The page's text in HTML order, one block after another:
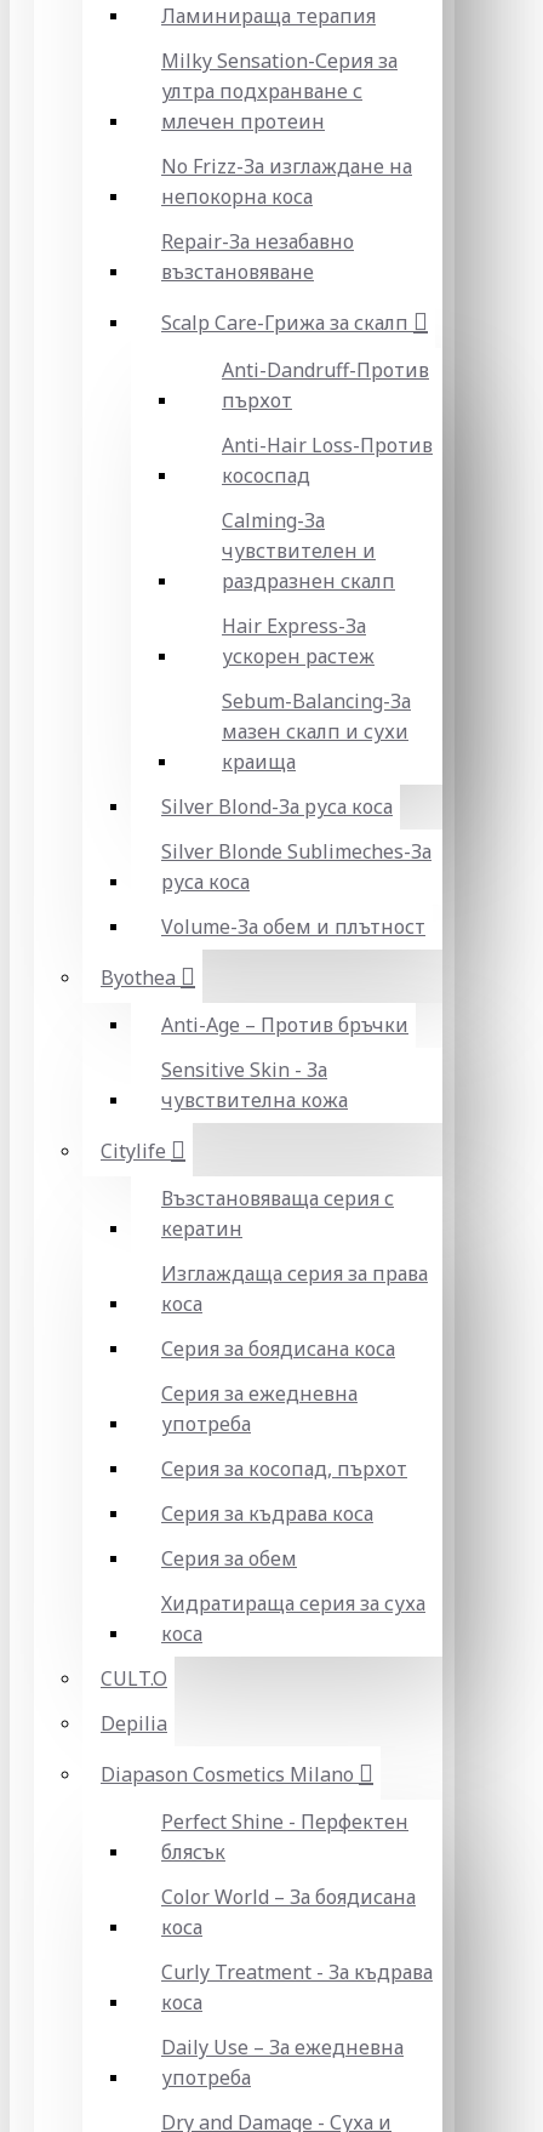
Ламинираща терапия
Milky Sensation-Серия за
ултра подхранване с
млечен протеин
No Frizz-За изглаждане на
непокорна коса
Repair-За незабавно
възстановяване
Scalp Care-Грижа за скалп
Anti-Dandruff-Против
пърхот
Anti-Hair Loss-Против
кососпад
Calming-За
чувствителен и
раздразнен скалп
Hair Express-За
ускорен растеж
Sebum-Balancing-За
мазен скалп и сухи
краища
Silver Blond-За руса коса
Silver Blonde Sublіmeches-За
руса коса
Volume-За обем и плътност
Byothea
Anti-Age – Против бръчки
Sensitive Skin - За
чувствителна кожа
Citylife
Възстановяваща серия с
кератин
Изглаждаща серия за права
коса
Серия за боядисана коса
Серия за ежедневна
употреба
Серия за косопад, пърхот
Серия за къдрава коса
Серия за обем
Хидратираща серия за суха
коса
CULT.O
Depilia
Diapason Cosmetics Milano
Perfect Shine - Перфектен
блясък
Color World – За боядисана
коса
Curly Treatment - За къдрава
коса
Daily Use – За ежедневна
употреба
Dry and Damage - Суха и